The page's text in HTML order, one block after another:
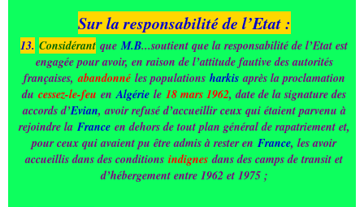
Sur la responsabilité de l’Etat :
13. Considérant queM.B...soutient que la responsabilité de l’Etat est
engagée pour avoir, en raison de l’attitude fautive des autorités
françaises,abandonnéles populationsharkisaprès la proclamation
du cessez-le-feu enAlgérie le 18 mars 1962, date de la signature des
accords d’Evian, avoir refusé d’accueillir ceux qui étaient parvenu à
rejoindre la Franceen dehors de tout plan général de rapatriement et,
pour ceux qui avaient pu être admis à rester en France, les avoir
accueillis dans des conditions indignes dans des camps de transit et
d’hébergement entre 1962 et 1975 ;